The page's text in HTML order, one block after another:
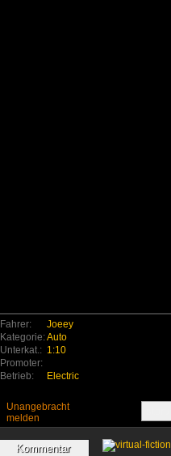
Fahrer:
Joeey
Kategorie:Auto
Unterkat.: 1:10
Promoter:
Betrieb:
Electric
Unangebracht
melden
Kommentar